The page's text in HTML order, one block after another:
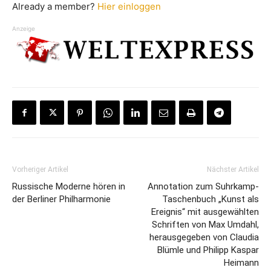
Already a member? Hier einloggen
Anzeige
Vorheriger Artikel
Russische Moderne hören in
der Berliner Philharmonie
Nächster Artikel
Annotation zum Suhrkamp-
Taschenbuch „Kunst als
Ereignis“ mit ausgewählten
Schriften von Max Umdahl,
herausgegeben von Claudia
Blümle und Philipp Kaspar
Heimann